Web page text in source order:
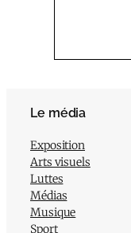
Le média
Exposition
Arts visuels
Luttes
Médias
Musique
Sport